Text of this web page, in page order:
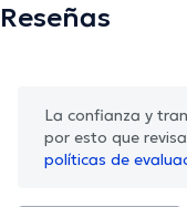
Reseñas
La confianza y
por esto que
políticas de